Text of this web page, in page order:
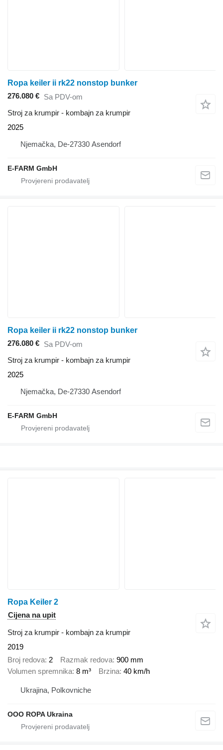
Ropa keiler ii rk22 nonstop bunker
276.080 € Sa PDV-om
Stroj za krumpir - kombajn za krumpir
2025
Njemačka, De-27330 Asendorf
E-FARM GmbH
Ropa keiler ii rk22 nonstop bunker
276.080 € Sa PDV-om
Stroj za krumpir - kombajn za krumpir
2025
Njemačka, De-27330 Asendorf
E-FARM GmbH
Ropa Keiler 2
Cijena na upit
Stroj za krumpir - kombajn za krumpir
2019
Broj redova 2 Razmak redova 900 mm
Volumen spremnika 8 m³ Brzina 40 km/h
Ukrajina, Polkovniche
OOO ROPA Ukraina